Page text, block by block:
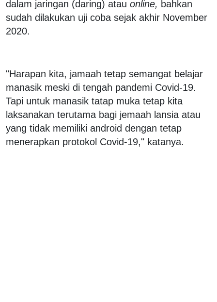
dalam jaringan (daring) atau online, bahkan
sudah dilakukan uji coba sejak akhir November
2020.
"Harapan kita, jamaah tetap semangat belajar
manasik meski di tengah pandemi Covid-19.
Tapi untuk manasik tatap muka tetap kita
laksanakan terutama bagi jemaah lansia atau
yang tidak memiliki android dengan tetap
menerapkan protokol Covid-19," katanya.